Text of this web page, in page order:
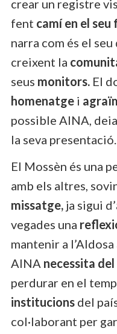
crear un registre
fent camí en el
narra com és el
creixent la
seus monitors. El
homenatge i
possible AINA,
la seva presentació.
El Mossèn és una
amb els altres,
missatge, ja sigui d’
vegades una
mantenir a
AINA necessita
perdurar en el
institucions del
col·laborant per